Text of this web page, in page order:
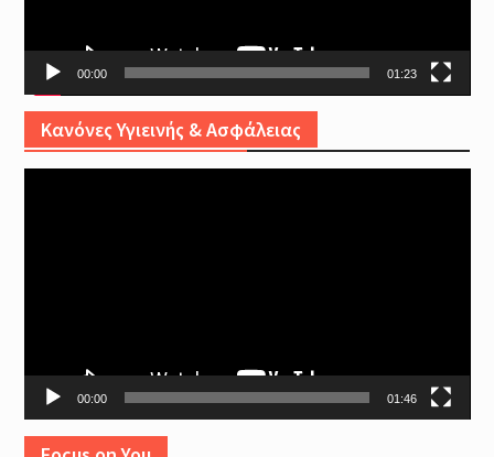
00:00 01:23
Κανόνες Υγιεινής & Ασφάλειας
00:00 01:46